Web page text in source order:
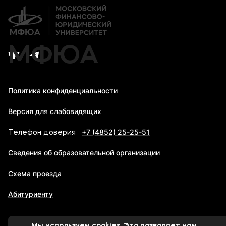
МФЮА
Политика конфиденциальности
Версия для слабовидящих
Телефон доверия +7 (4852) 25-25-51
Сведения об образовательной организации
Схема проезда
Абитуриенту